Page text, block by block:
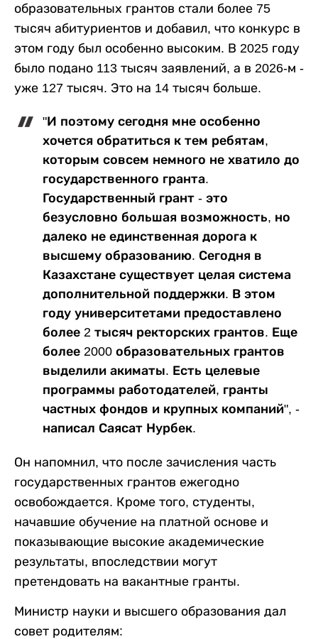
образовательных грантов стали более 75
тысяч абитуриентов и добавил, что конкурс в
этом году был особенно высоким. В 2025 году
было подано 113 тысяч заявлений, а в 2026-м -
уже 127 тысяч. Это на 14 тысяч больше.
"И поэтому сегодня мне особенно
хочется обратиться к тем ребятам,
которым совсем немного не хватило до
государственного гранта.
Государственный грант - это
безусловно большая возможность, но
далеко не единственная дорога к
высшему образованию. Сегодня в
Казахстане существует целая система
дополнительной поддержки. В этом
году университетами предоставлено
более 2 тысяч ректорских грантов. Еще
более 2000 образовательных грантов
выделили акиматы. Есть целевые
программы работодателей, гранты
частных фондов и крупных компаний", -
написал Саясат Нурбек.
Он напомнил, что после зачисления часть
государственных грантов ежегодно
освобождается. Кроме того, студенты,
начавшие обучение на платной основе и
показывающие высокие академические
результаты, впоследствии могут
претендовать на вакантные гранты.
Министр науки и высшего образования дал
совет родителям: